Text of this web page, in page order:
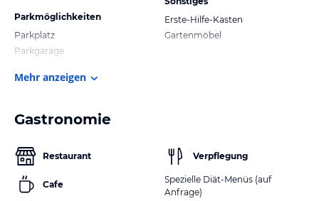
Parkmöglichkeiten
Parkplatz
Parkgarage
Erste-Hilfe-Kasten
Gartenmöbel
Mehr anzeigen
Gastronomie
Restaurant
Cafe
Verpflegung
Spezielle Diät-Menüs (auf
Anfrage)